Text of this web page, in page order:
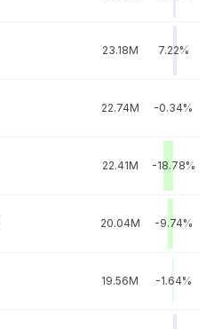
23.18M 7.22%
22.74M -0.34%
22.41M -18.78%
20.04M -9.74%
19.56M -1.64%